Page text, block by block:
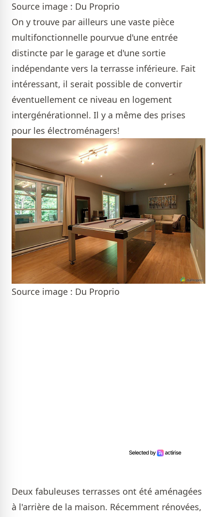
Source image : Du Proprio
On y trouve par ailleurs une vaste pièce
multifonctionnelle pourvue d'une entrée
distincte par le garage et d'une sortie
indépendante vers la terrasse inférieure. Fait
intéressant, il serait possible de convertir
éventuellement ce niveau en logement
intergénérationnel. Il y a même des prises
pour les électroménagers!
Source image : Du Proprio
Deux fabuleuses terrasses ont été aménagées
à l'arrière de la maison. Récemment rénovées,